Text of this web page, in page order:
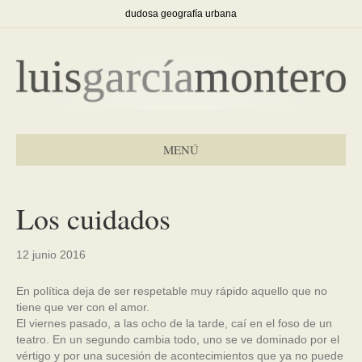
dudosa geografía urbana
MENÚ
Los cuidados
12 junio 2016
En política deja de ser respetable muy rápido aquello que no
tiene que ver con el amor.
El viernes pasado, a las ocho de la tarde, caí en el foso de un
teatro. En un segundo cambia todo, uno se ve dominado por el
vértigo y por una sucesión de acontecimientos que ya no puede